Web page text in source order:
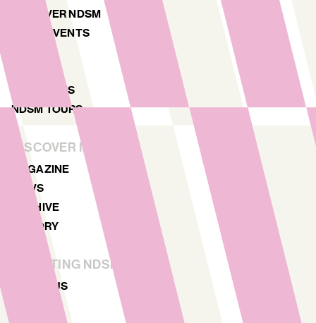
DISCOVER NDSM
ART & EVENTS
LOCATIONS
NDSM TOURS
DISCOVER MORE
MAGAZINE
NEWS
ARCHIVE
HISTORY
STICHTING NDSM-WERF
ABOUT US